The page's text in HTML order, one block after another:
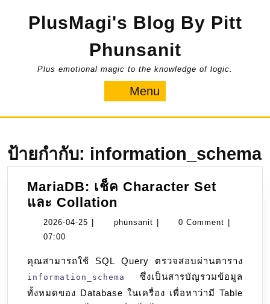
PlusMagi's Blog By Pitt
Phunsanit
Plus emotional magic to the knowledge of logic.
Menu
ป้ายกำกับ: information_schema
MariaDB: เช็ค Character Set
และ Collation
เช็ค
และ
Collation
2026-04-25 2026- phunsanit phunsanit0 Comment
07:00
คุณสามารถใช้ SQL Query ตรวจสอบผ่านตาราง
information_schema
ซึ่งเป็นสารบัญรวมข้อมูล
ทั้งหมดของ Database ในเครื่อง เพื่อหาว่ามี Table